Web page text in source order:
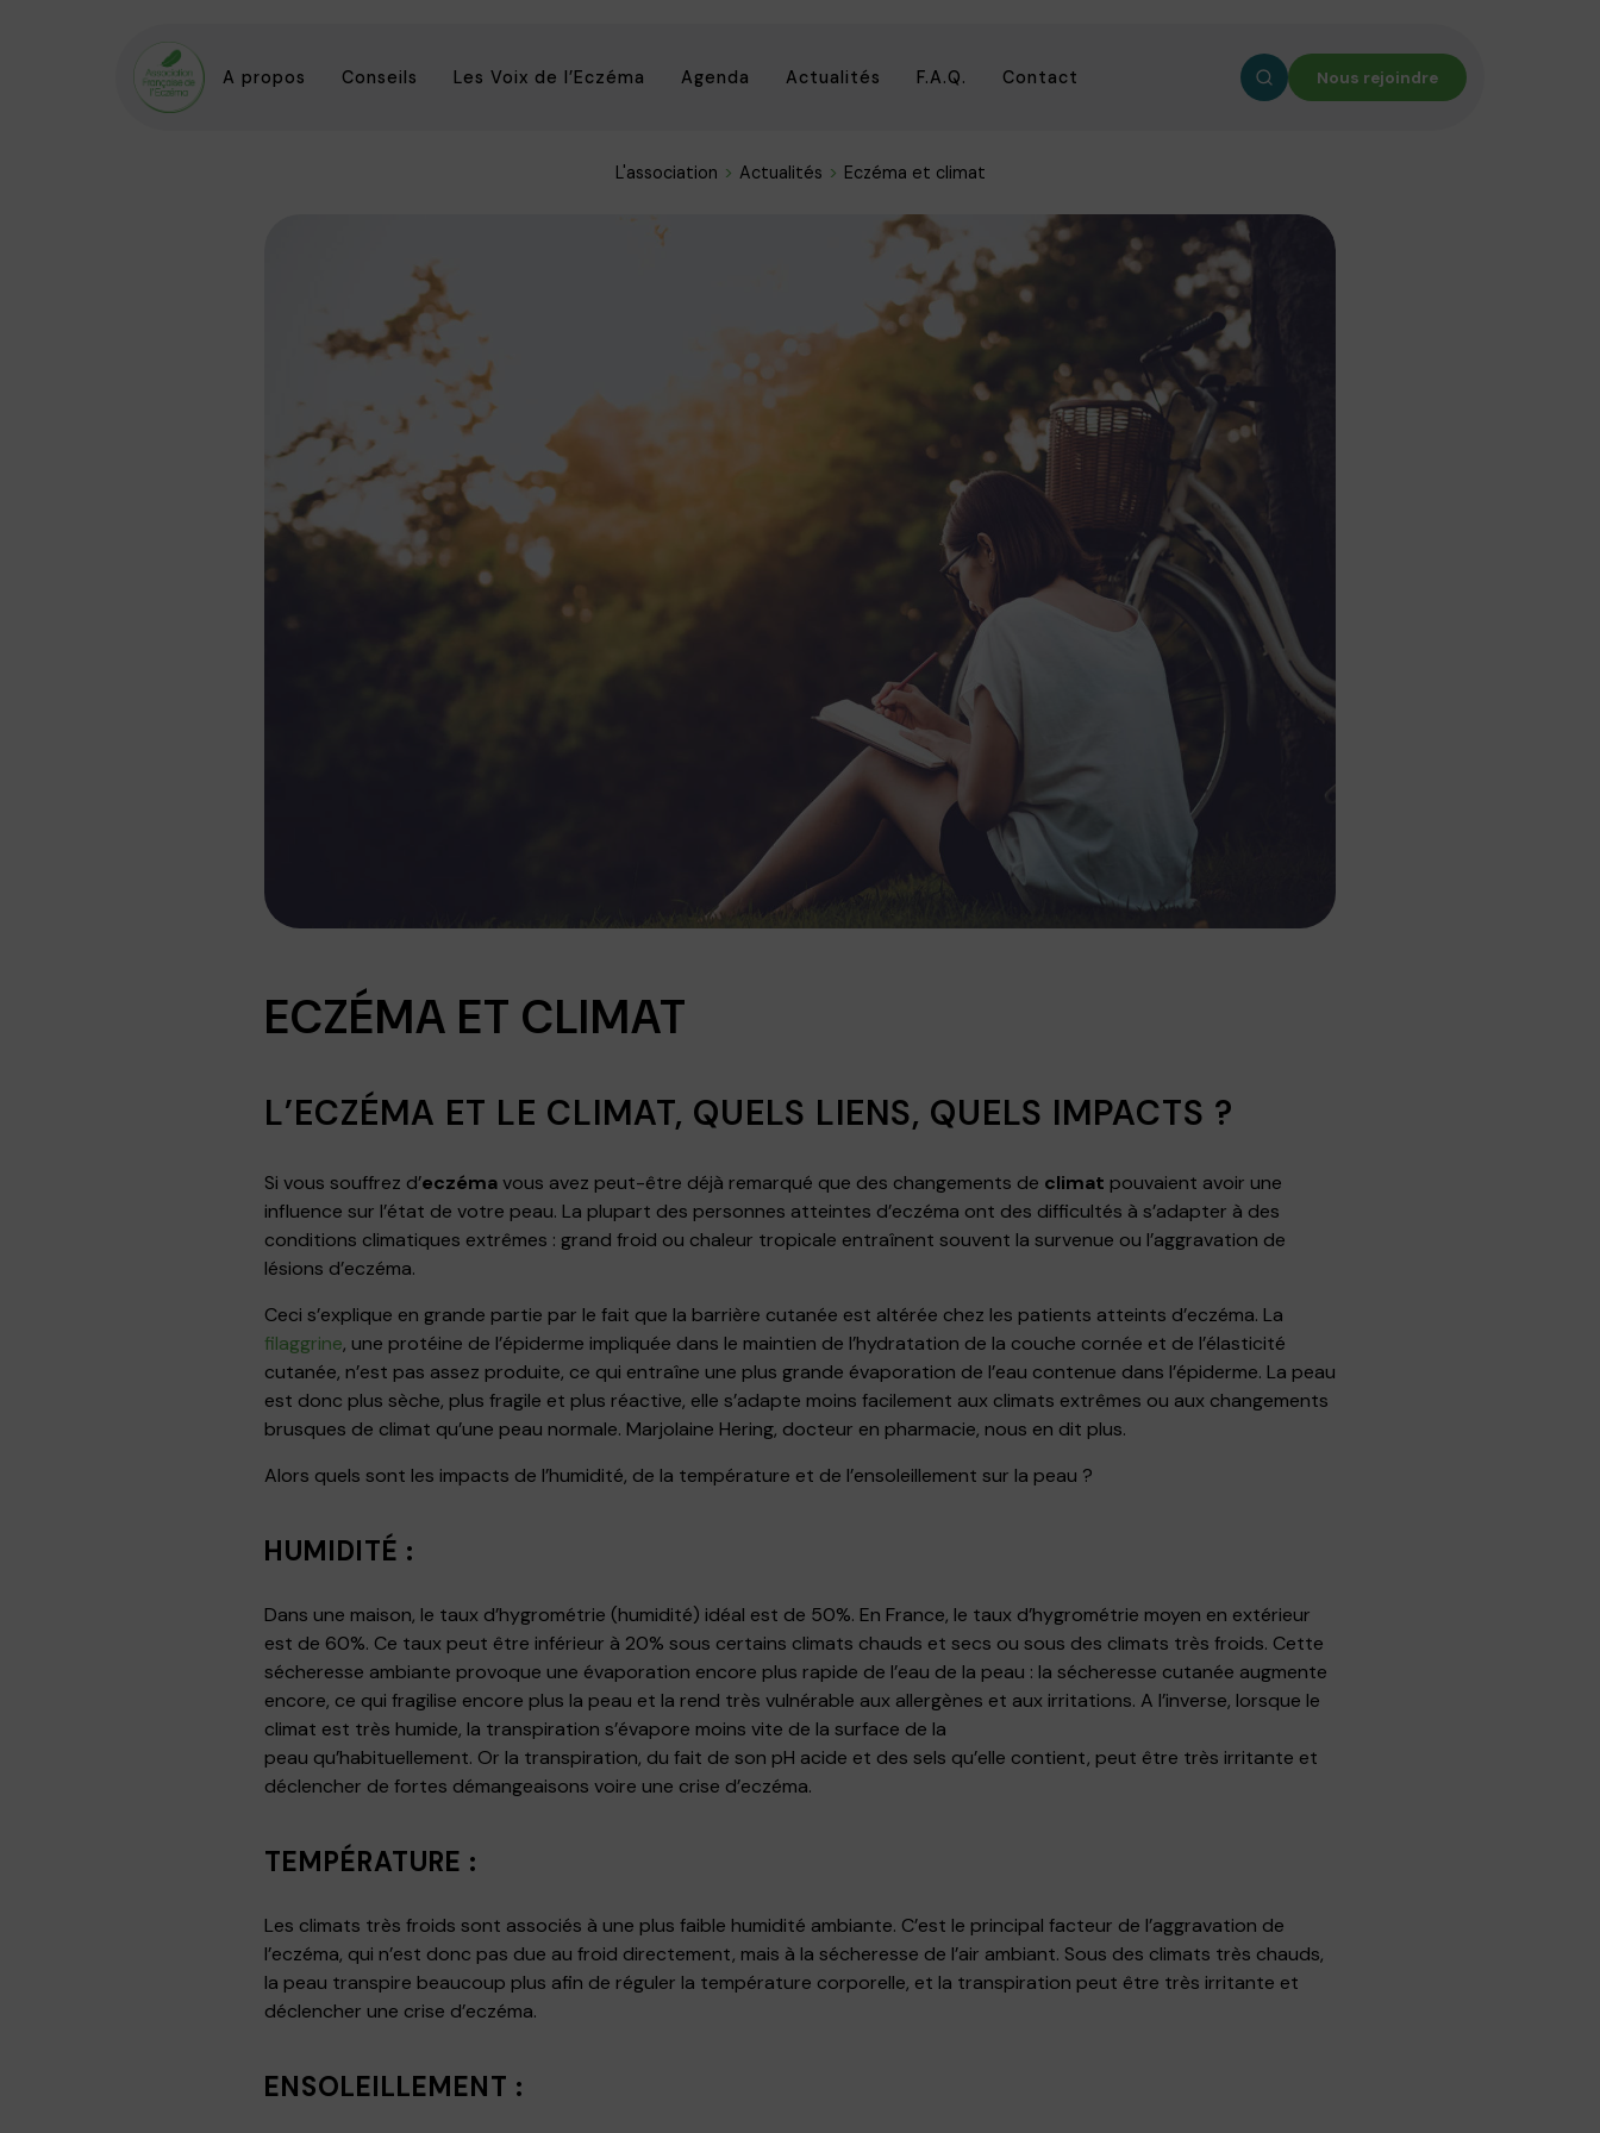
A propos Conseils Les Voix de l’Eczéma Agenda Actualités F.A.Q. Contact Nous rejoindre
L'association Actualités Eczéma et climat
ECZÉMA ET CLIMAT
L’ECZÉMA ET LE CLIMAT, QUELS LIENS, QUELS IMPACTS ?
Si vous souffrez d’eczémavous avez peut-être déjà remarqué que des changements de climat pouvaient avoir une
influence sur l’état de votre peau. La plupart des personnes atteintes d’eczéma ont des difficultés à s’adapter à des
conditions climatiques extrêmes : grand froid ou chaleur tropicale entraînent souvent la survenue ou l’aggravation de
lésions d’eczéma.
Ceci s’explique en grande partie par le fait que la barrière cutanée est altérée chez les patients atteints d’eczéma. La
filaggrine, une protéine de l’épiderme impliquée dans le maintien de l’hydratation de la couche cornée et de l’élasticité
cutanée, n’est pas assez produite, ce qui entraîne une plus grande évaporation de l’eau contenue dans l’épiderme. La peau
est donc plus sèche, plus fragile et plus réactive, elle s’adapte moins facilement aux climats extrêmes ou aux changements
brusques de climat qu’une peau normale. Marjolaine Hering, docteur en pharmacie, nous en dit plus.
Alors quels sont les impacts de l’humidité, de la température et de l’ensoleillement sur la peau ?
HUMIDITÉ :
Dans une maison, le taux d’hygrométrie (humidité) idéal est de 50%. En France, le taux d’hygrométrie moyen en extérieur
est de 60%. Ce taux peut être inférieur à 20% sous certains climats chauds et secs ou sous des climats très froids. Cette
sécheresse ambiante provoque une évaporation encore plus rapide de l’eau de la peau : la sécheresse cutanée augmente
encore, ce qui fragilise encore plus la peau et la rend très vulnérable aux allergènes et aux irritations. A l’inverse, lorsque le
climat est très humide, la transpiration s’évapore moins vite de la surface de la
peau qu’habituellement. Or la transpiration, du fait de son pH acide et des sels qu’elle contient, peut être très irritante et
déclencher de fortes démangeaisons voire une crise d’eczéma.
TEMPÉRATURE :
Les climats très froids sont associés à une plus faible humidité ambiante. C’est le principal facteur de l’aggravation de
l’eczéma, qui n’est donc pas due au froid directement, mais à la sécheresse de l’air ambiant. Sous des climats très chauds,
la peau transpire beaucoup plus afin de réguler la température corporelle, et la transpiration peut être très irritante et
déclencher une crise d’eczéma.
ENSOLEILLEMENT :